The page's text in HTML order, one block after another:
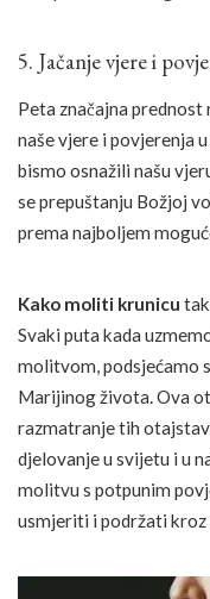
5. Jačanje vjere i
Peta značajna
naše vjere i povjerenja
bismo osnažili našu
se prepuštanju Božjoj
prema najboljem
Kako moliti krunicu
Svaki puta kada
molitvom, podsjećamo
Marijinog života. Ova
razmatranje tih
djelovanje u svijetu i u
molitvu s potpunim
usmjeriti i podržati kroz